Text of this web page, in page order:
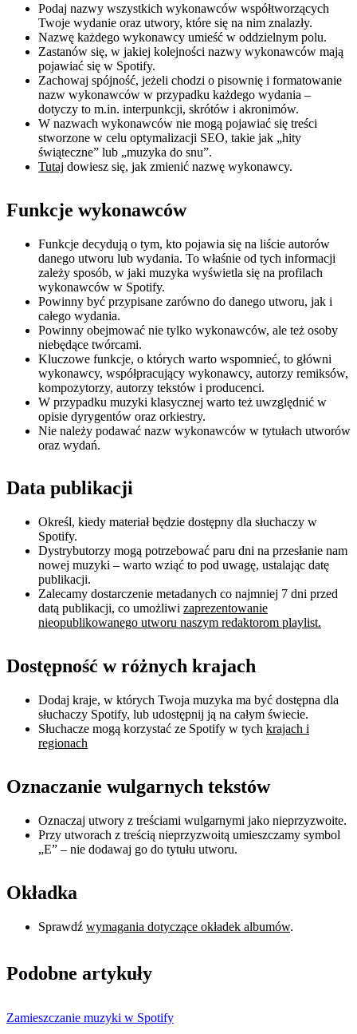
Podaj nazwy wszystkich wykonawców współtworzących
Twoje wydanie oraz utwory, które się na nim znalazły.
Nazwę każdego wykonawcy umieść w oddzielnym polu.
Zastanów się, w jakiej kolejności nazwy wykonawców mają
pojawiać się w Spotify.
Zachowaj spójność, jeżeli chodzi o pisownię i formatowanie
nazw wykonawców w przypadku każdego wydania –
dotyczy to m.in. interpunkcji, skrótów i akronimów.
W nazwach wykonawców nie mogą pojawiać się treści
stworzone w celu optymalizacji SEO, takie jak „hity
świąteczne” lub „muzyka do snu”.
Tutaj dowiesz się, jak zmienić nazwę wykonawcy.
Funkcje wykonawców
Funkcje decydują o tym, kto pojawia się na liście autorów
danego utworu lub wydania. To właśnie od tych informacji
zależy sposób, w jaki muzyka wyświetla się na profilach
wykonawców w Spotify.
Powinny być przypisane zarówno do danego utworu, jak i
całego wydania.
Powinny obejmować nie tylko wykonawców, ale też osoby
niebędące twórcami.
Kluczowe funkcje, o których warto wspomnieć, to główni
wykonawcy, współpracujący wykonawcy, autorzy remiksów,
kompozytorzy, autorzy tekstów i producenci.
W przypadku muzyki klasycznej warto też uwzględnić w
opisie dyrygentów oraz orkiestry.
Nie należy podawać nazw wykonawców w tytułach utworów
oraz wydań.
Data publikacji
Określ, kiedy materiał będzie dostępny dla słuchaczy w
Spotify.
Dystrybutorzy mogą potrzebować paru dni na przesłanie nam
nowej muzyki – warto wziąć to pod uwagę, ustalając datę
publikacji.
Zalecamy dostarczenie metadanych co najmniej 7 dni przed
datą publikacji, co umożliwi zaprezentowanie
nieopublikowanego utworu naszym redaktorom playlist.
Dostępność w różnych krajach
Dodaj kraje, w których Twoja muzyka ma być dostępna dla
słuchaczy Spotify, lub udostępnij ją na całym świecie.
Słuchacze mogą korzystać ze Spotify w tych krajach i
regionach
Oznaczanie wulgarnych tekstów
Oznaczaj utwory z treściami wulgarnymi jako nieprzyzwoite.
Przy utworach z treścią nieprzyzwoitą umieszczamy symbol
„E” – nie dodawaj go do tytułu utworu.
Okładka
Sprawdź wymagania dotyczące okładek albumów.
Podobne artykuły
Zamieszczanie muzyki w Spotify